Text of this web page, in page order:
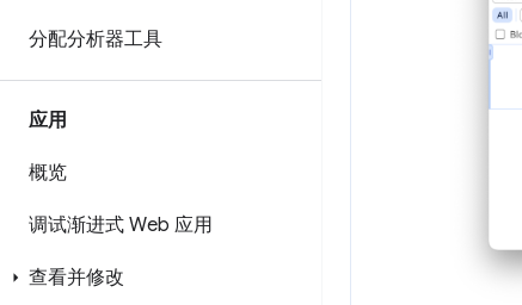
分配分析器工具
应用
概览
调试渐进式 Web 应用
查看并修改